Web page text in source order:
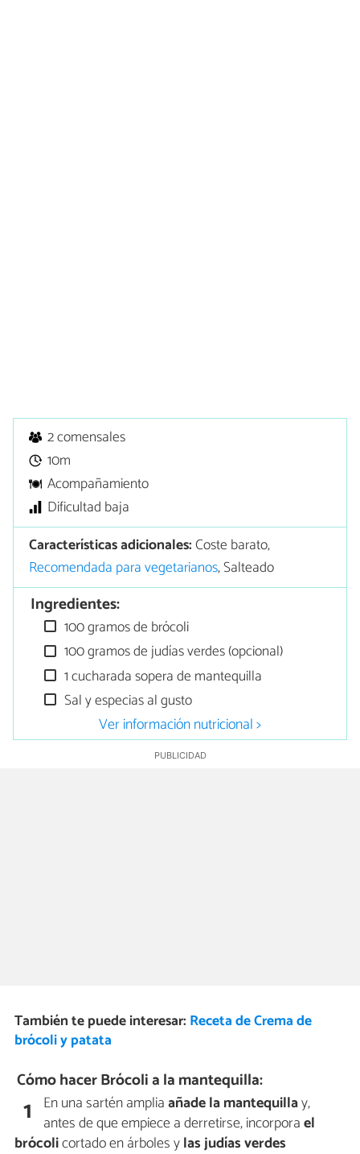
2 comensales
10m
Acompañamiento
Dificultad baja
Características adicionales:Coste barato,
Recomendada para vegetarianos, Salteado
Ingredientes:
100 gramos de brócoli
100 gramos de judías verdes (opcional)
1 cucharada sopera de mantequilla
Sal y especias al gusto
Ver información nutricional >
También te puede interesar: Receta de Crema de
brócoli y patata
Cómo hacer Brócoli a la mantequilla:
1 En una sartén ampliaañade la mantequillay,
antes de que empiece a derretirse, incorporael
brócolicortado en árboles ylas judías verdes